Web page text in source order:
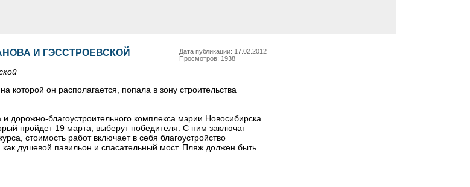
Дата публикации: 17.02.2012
Просмотров: 1938
И ГЭССТРОЕВСКОЙ
которой он располагается, попала в зону строительства
благоустроительного комплекса мэрии Новосибирска
пройдет 19 марта, выберут победителя. С ним заключат
стоимость работ включает в себя благоустройство
душевой павильон и спасательный мост. Пляж должен быть